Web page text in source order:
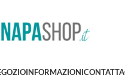
INFORMAZIONI